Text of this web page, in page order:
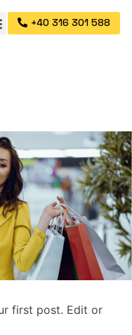
+40 316 301 588
first post. Edit or